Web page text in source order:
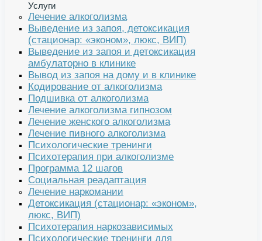
Услуги
Лечение алкоголизма
Выведение из запоя, детоксикация
(стационар: «эконом», люкс, ВИП)
Выведение из запоя и детоксикация
амбулаторно в клинике
Вывод из запоя на дому и в клинике
Кодирование от алкоголизма
Подшивка от алкоголизма
Лечение алкоголизма гипнозом
Лечение женского алкоголизма
Лечение пивного алкоголизма
Психологические тренинги
Психотерапия при алкоголизме
Программа 12 шагов
Социальная реадаптация
Лечение наркомании
Детоксикация (стационар: «эконом»,
люкс, ВИП)
Психотерапия наркозависимых
Психологические тренинги для